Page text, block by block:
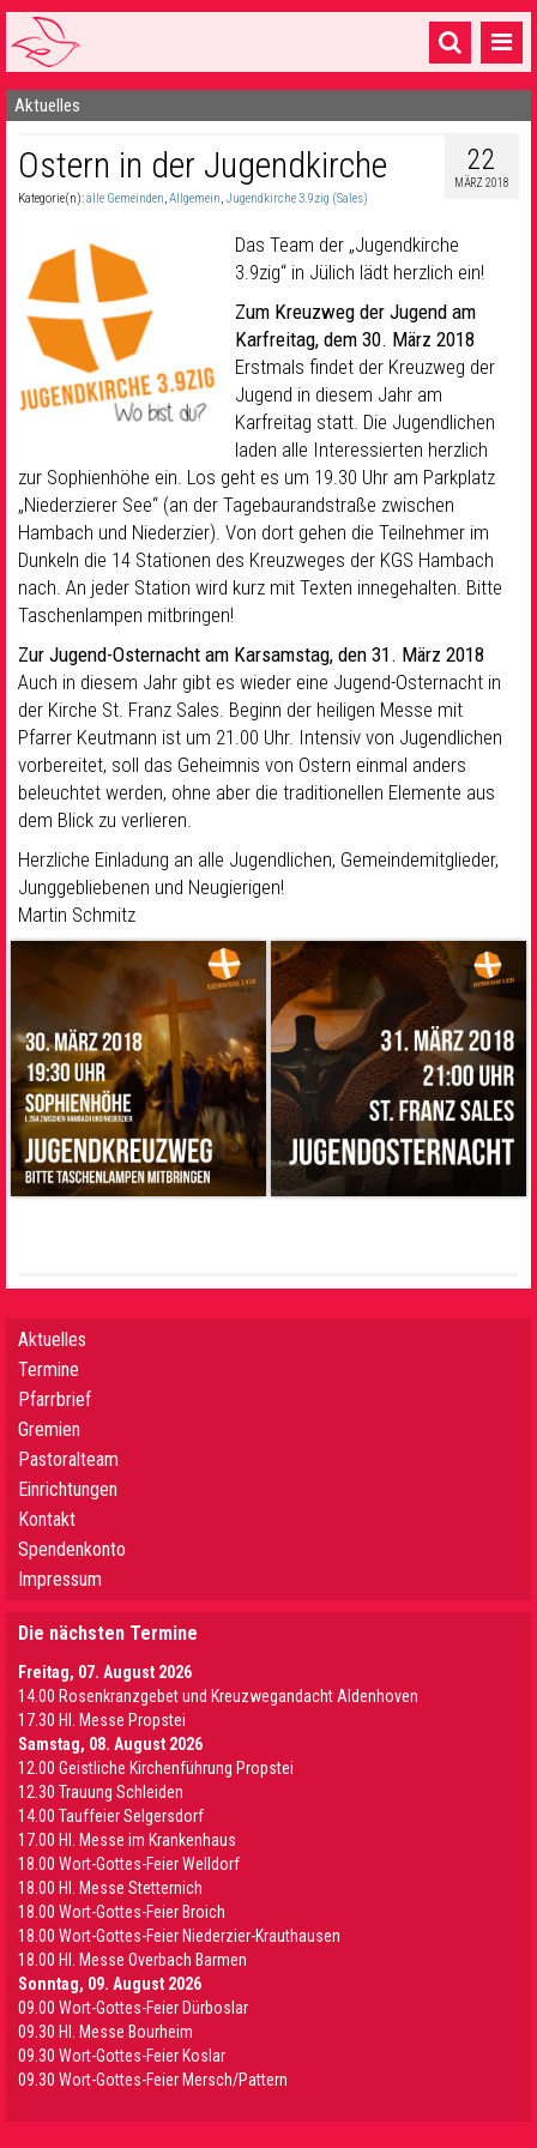
Startseite
1 Pfarrei
16 Gemeinden & mehr
Gottesdienste & Sinnsuche
Sakramente & Feste
Gemeinschaft & Soziales
Musik& Kultur
Aktuelles
22
MÄRZ 2018
Ostern in der Jugendkirche
Kategorie(n):alle Gemeinden,Allgemein,Jugendkirche 3.9zig (Sales)
Das Team der „Jugendkirche
3.9zig“ in Jülich lädt herzlich ein!
Zum Kreuzweg der Jugend am
Karfreitag, dem 30. März 2018
Erstmals findet der Kreuzweg der
Jugend in diesem Jahr am
Karfreitag statt. Die Jugendlichen
laden alle Interessierten herzlich
zur Sophienhöhe ein. Los geht es um 19.30 Uhr am Parkplatz
„Niederzierer See“ (an der Tagebaurandstraße zwischen
Hambach und Niederzier). Von dort gehen die Teilnehmer im
Dunkeln die 14 Stationen des Kreuzweges der KGS Hambach
nach. An jeder Station wird kurz mit Texten innegehalten. Bitte
Taschenlampen mitbringen!
Zur Jugend-Osternacht am Karsamstag, den 31. März 2018
Auch in diesem Jahr gibt es wieder eine Jugend-Osternacht in
der Kirche St. Franz Sales. Beginn der heiligen Messe mit
Pfarrer Keutmann ist um 21.00 Uhr. Intensiv von Jugendlichen
vorbereitet, soll das Geheimnis von Ostern einmal anders
beleuchtet werden, ohne aber die traditionellen Elemente aus
dem Blick zu verlieren.
Herzliche Einladung an alle Jugendlichen, Gemeindemitglieder,
Junggebliebenen und Neugierigen!
Martin Schmitz
Aktuelles
Termine
Pfarrbrief
Gremien
Pastoralteam
Einrichtungen
Kontakt
Spendenkonto
Impressum
Die nächsten Termine
Freitag, 07. August 2026
14.00 Rosenkranzgebet und Kreuzwegandacht Aldenhoven
17.30 Hl. Messe Propstei
Samstag, 08. August 2026
12.00 Geistliche Kirchenführung Propstei
12.30 Trauung Schleiden
14.00 Tauffeier Selgersdorf
17.00 Hl. Messe im Krankenhaus
18.00 Wort-Gottes-Feier Welldorf
18.00 Hl. Messe Stetternich
18.00 Wort-Gottes-Feier Broich
18.00 Wort-Gottes-Feier Niederzier-Krauthausen
18.00 Hl. Messe Overbach Barmen
Sonntag, 09. August 2026
09.00 Wort-Gottes-Feier Dürboslar
09.30 HI. Messe Bourheim
09.30 Wort-Gottes-Feier Koslar
09.30 Wort-Gottes-Feier Mersch/Pattern